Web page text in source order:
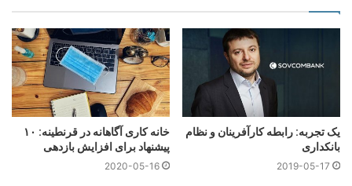
capture your video from your home or office using
Skype. I provide direction, coaching, editing and
optimization so that you can have professional and
authentic video, with less time and expense.
کوچینگ کوچینگ شغلی
ویدیو
یک تجربه: رابطه کارآفرینان و نظام
بانکداری
2019-05-17
خانه کاری آگاهانه در قرنطینه: ۱۰
پیشنهاد برای افزایش بازدهی
2020-05-16